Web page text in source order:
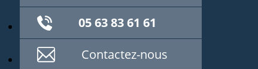
05 63 83 61 61
Contactez-nous